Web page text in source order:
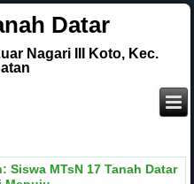
Datar
Nagari III Koto, Kec.
Siswa MTsN 17 Tanah Datar